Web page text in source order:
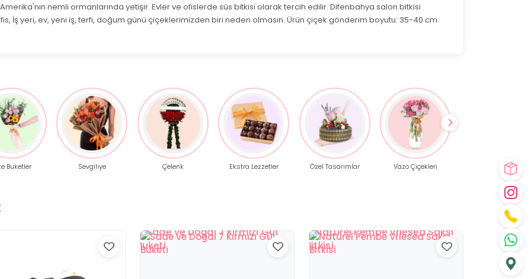
nemli ormanlarında yetişir. Evler ve ofislerde süs bitkisi olarak tercih edilir. Difenbahya salon bitkisi
İş yeri, ev, yeni iş, terfi, doğum günü çiçeklerimizden biri neden olmasın. Ürün çiçek gönderim boyutu: 35-40 cm
Buketler Sevgiliye Çelenk Ekstra Lezzetler Özel Tasarımlar Vazo Çiçekleri Gül Buketleri